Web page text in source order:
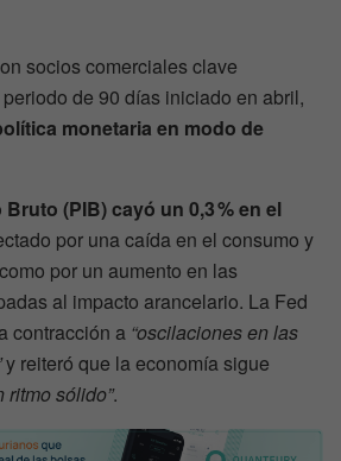
socios comerciales clave
de 90 días iniciado en abril,
monetaria en modo de
(PIB) cayó un 0,3 % en el
por una caída en el consumo y
por un aumento en las
al impacto arancelario. La Fed
contracción a “oscilaciones en las
y reiteró que la economía sigue
ritmo sólido”.